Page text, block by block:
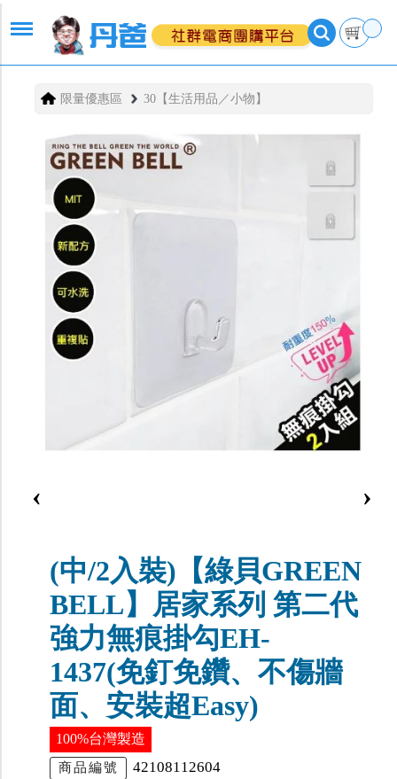
限量優惠區 30【生活用品／小物】
‹ ›
(中/2入裝)【綠貝GREEN
BELL】居家系列 第二代
強力無痕掛勾EH-
1437(免釘免鑽、不傷牆
面、安裝超Easy)
100%台灣製造
商品編號 42108112604